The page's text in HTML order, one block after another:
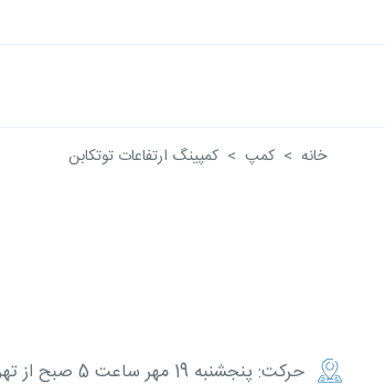
خانه کمپ کمپینگ ارتفاعات توتکابن
حرکت: پنجشنبه 19 مهر ساعت 5 صبح از تهران